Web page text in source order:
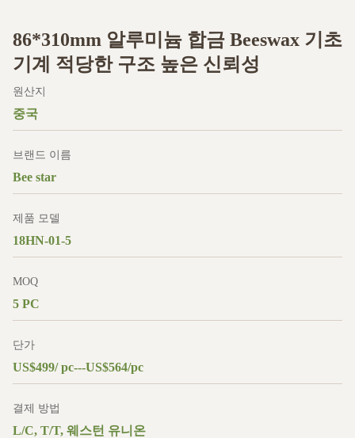
86*310mm 알루미늄 합금 Beeswax 기초
기계 적당한 구조 높은 신뢰성
원산지
중국
브랜드 이름
Bee star
제품 모델
18HN-01-5
MOQ
5 PC
단가
US$499/ pc---US$564/pc
결제 방법
L/C, T/T, 웨스턴 유니온